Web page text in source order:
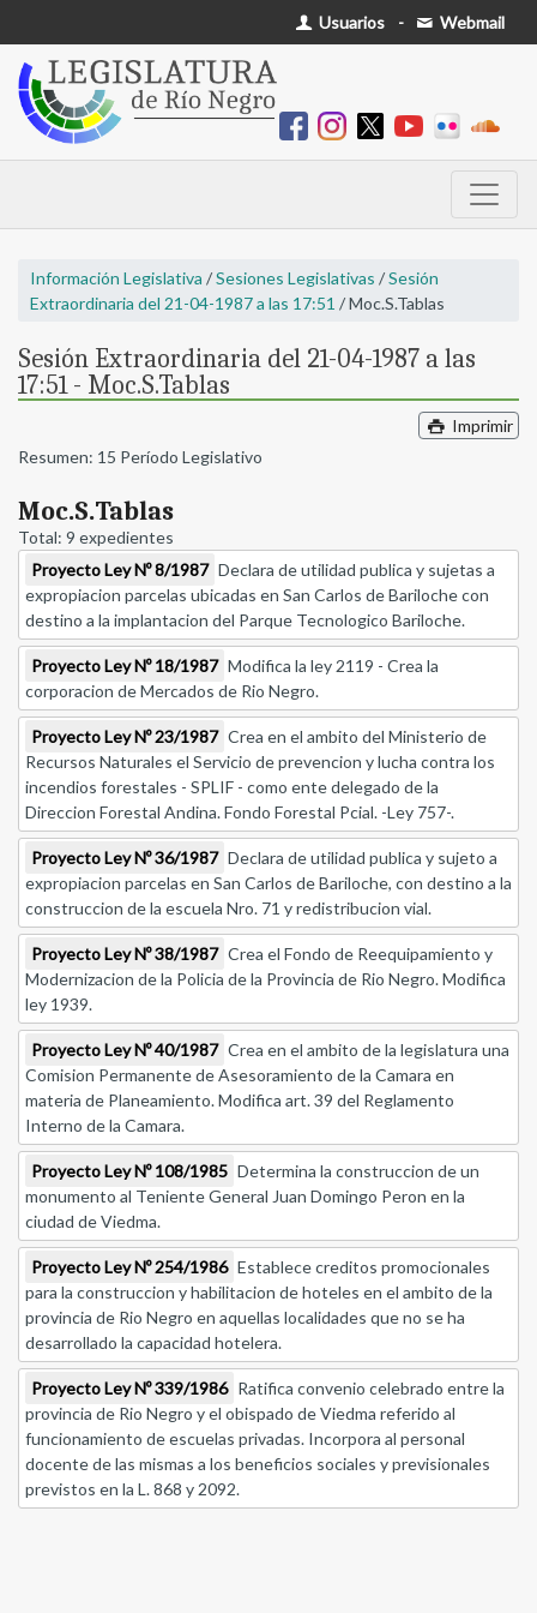
Usuarios - Webmail
Información Legislativa /Sesiones Legislativas /Sesión
Extraordinaria del 21-04-1987 a las 17:51 / Moc.S.Tablas
Sesión Extraordinaria del 21-04-1987 a las
17:51 - Moc.S.Tablas
Imprimir
Resumen: 15 Período Legislativo
Moc.S.Tablas
Total: 9 expedientes
Proyecto Ley Nº 8/1987 Declara de utilidad publica y sujetas a
expropiacion parcelas ubicadas en San Carlos de Bariloche con
destino a la implantacion del Parque Tecnologico Bariloche.
Proyecto Ley Nº 18/1987 Modifica la ley 2119 - Crea la
corporacion de Mercados de Rio Negro.
Proyecto Ley Nº 23/1987 Crea en el ambito del Ministerio de
Recursos Naturales el Servicio de prevencion y lucha contra los
incendios forestales - SPLIF - como ente delegado de la
Direccion Forestal Andina. Fondo Forestal Pcial. -Ley 757-.
Proyecto Ley Nº 36/1987 Declara de utilidad publica y sujeto a
expropiacion parcelas en San Carlos de Bariloche, con destino a la
construccion de la escuela Nro. 71 y redistribucion vial.
Proyecto Ley Nº 38/1987 Crea el Fondo de Reequipamiento y
Modernizacion de la Policia de la Provincia de Rio Negro. Modifica
ley 1939.
Proyecto Ley Nº 40/1987 Crea en el ambito de la legislatura una
Comision Permanente de Asesoramiento de la Camara en
materia de Planeamiento. Modifica art. 39 del Reglamento
Interno de la Camara.
Proyecto Ley Nº 108/1985 Determina la construccion de un
monumento al Teniente General Juan Domingo Peron en la
ciudad de Viedma.
Proyecto Ley Nº 254/1986 Establece creditos promocionales
para la construccion y habilitacion de hoteles en el ambito de la
provincia de Rio Negro en aquellas localidades que no se ha
desarrollado la capacidad hotelera.
Proyecto Ley Nº 339/1986 Ratifica convenio celebrado entre la
provincia de Rio Negro y el obispado de Viedma referido al
funcionamiento de escuelas privadas. Incorpora al personal
docente de las mismas a los beneficios sociales y previsionales
previstos en la L. 868 y 2092.